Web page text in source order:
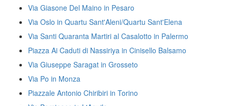
Via Giasone Del Maino in Pesaro
Via Oslo in Quartu Sant'Aleni/Quartu Sant'Elena
Via Santi Quaranta Martiri al Casalotto in Palermo
Piazza Ai Caduti di Nassiriya in Cinisello Balsamo
Via Giuseppe Saragat in Grosseto
Via Po in Monza
Piazzale Antonio Chiribiri in Torino